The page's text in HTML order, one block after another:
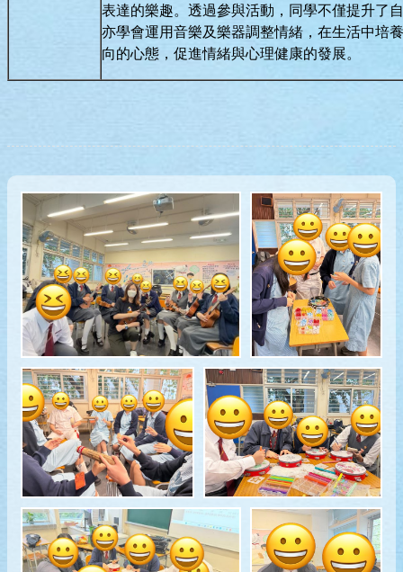
表達的樂趣。透過參與活動，同學不僅提升了
亦學會運用音樂及樂器調整情緒，在生活中培
向的心態，促進情緒與心理健康的發展。